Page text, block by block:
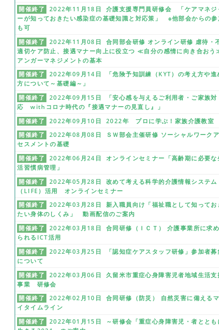
開催終了
2022年11月18日 介護支援専門員研修会 「ケアマネジ
ーが知っておきたい感染症の基礎知識と対応策」 ※他部会からの
も可
開催終了
2022年11月08日 合同部会研修 オンライン研修 虐待・
適切ケア防止、接遇マナー向上に役立つ ≪自分の感情に向き合お
アンガーマネジメントの基本
開催終了
2022年09月14日 「危険予知訓練（KYT）の考え方や進
方について～基礎編～」
開催終了
2022年09月15日 「安心感を与えるご利用者・ご家族対
応 withコロナ時代の『接遇マナーの見直し』」
開催終了
2022年09月10日 2022年 プロに学ぶ！家族介護教室
開催終了
2022年08月08日 ＳＷ部会主催研修 ソーシャルワーク
セスメントの基礎
開催終了
2022年06月24日 オンラインセミナー「高齢期に必要な
活習慣病管理」
開催終了
2022年05月28日 改めて考える科学的介護情報システム
（LIFE）活用 オンラインセミナー
開催終了
2022年03月28日 新入職員向け「福祉職として知ってお
たい身体のしくみ」 動画配信のご案内
開催終了
2022年03月18日 合同研修（ＩＣＴ） 介護事業所に求
られるICT活用
開催終了
2022年03月25日 「認知症ケアスタッフ研修」参加者募
について
開催終了
2022年03月06日 久留米市重症心身障害児者地域生活支
事業 研修会
開催終了
2022年02月10日 合同研修（防災） 自然災害に備える
イタイムライン
開催終了
2022年01月15日 ～研修会「重症心身障害児・者ととも